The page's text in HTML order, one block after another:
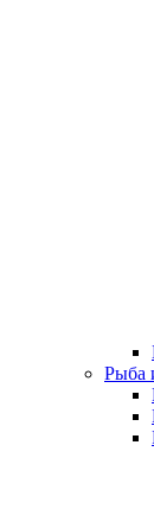
Рыба